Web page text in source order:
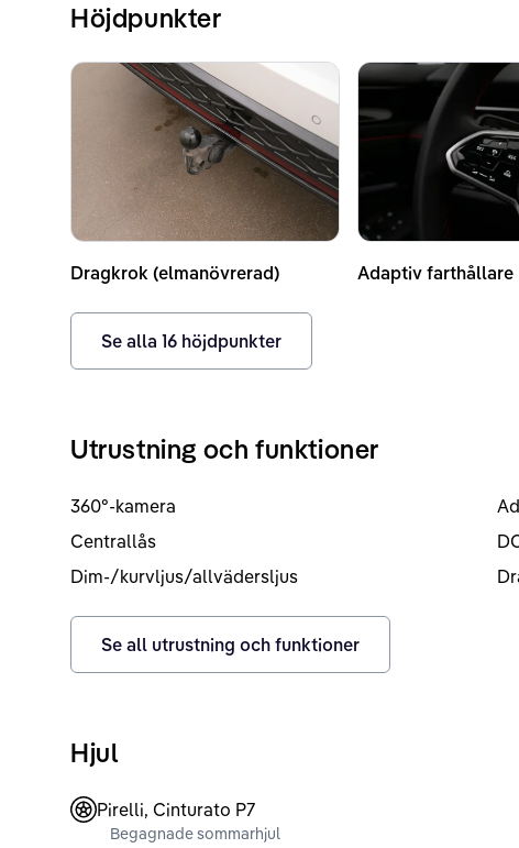
Höjdpunkter
Dragkrok (elmanövrerad) Adaptiv farthållare
Se alla 16 höjdpunkter
Utrustning och funktioner
360°-kamera
Centrallås
Dim-/kurvljus/allvädersljus
Se all utrustning och funktioner
Hjul
Pirelli, Cinturato P7
Begagnade sommarhjul